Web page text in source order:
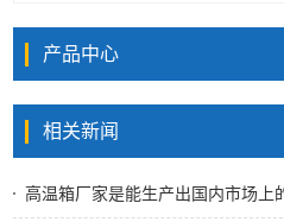
产品中心
相关新闻
高温箱厂家是能生产出国内市场上